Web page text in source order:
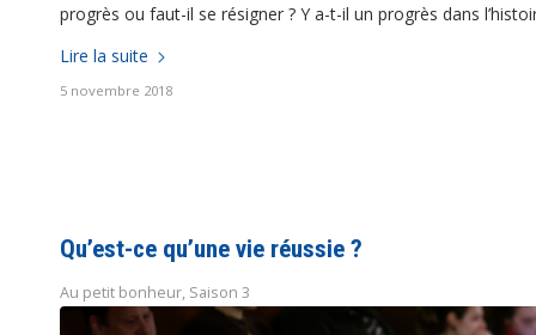
progrès ou faut-il se résigner ? Y a-t-il un progrès dans
Lire la suite
5 novembre 2018
Qu’est-ce qu’une vie réussie ?
Au petit bonheur, Saison 3